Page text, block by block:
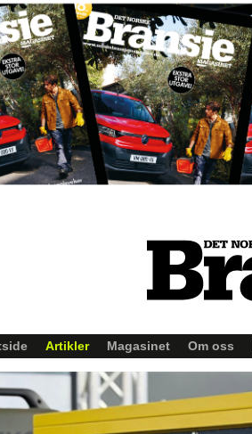
Artikler Magasinet Om oss